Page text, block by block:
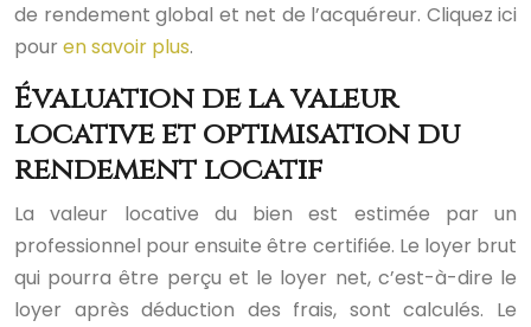
de rendement global et net de l’acquéreur. Cliquez ici
pour en savoir plus.
Évaluation de la valeur
locative et optimisation du
rendement locatif
La valeur locative du bien est estimée par un
professionnel pour ensuite être certifiée. Le loyer brut
qui pourra être perçu et le loyer net, c’est-à-dire le
loyer après déduction des frais, sont calculés. Le